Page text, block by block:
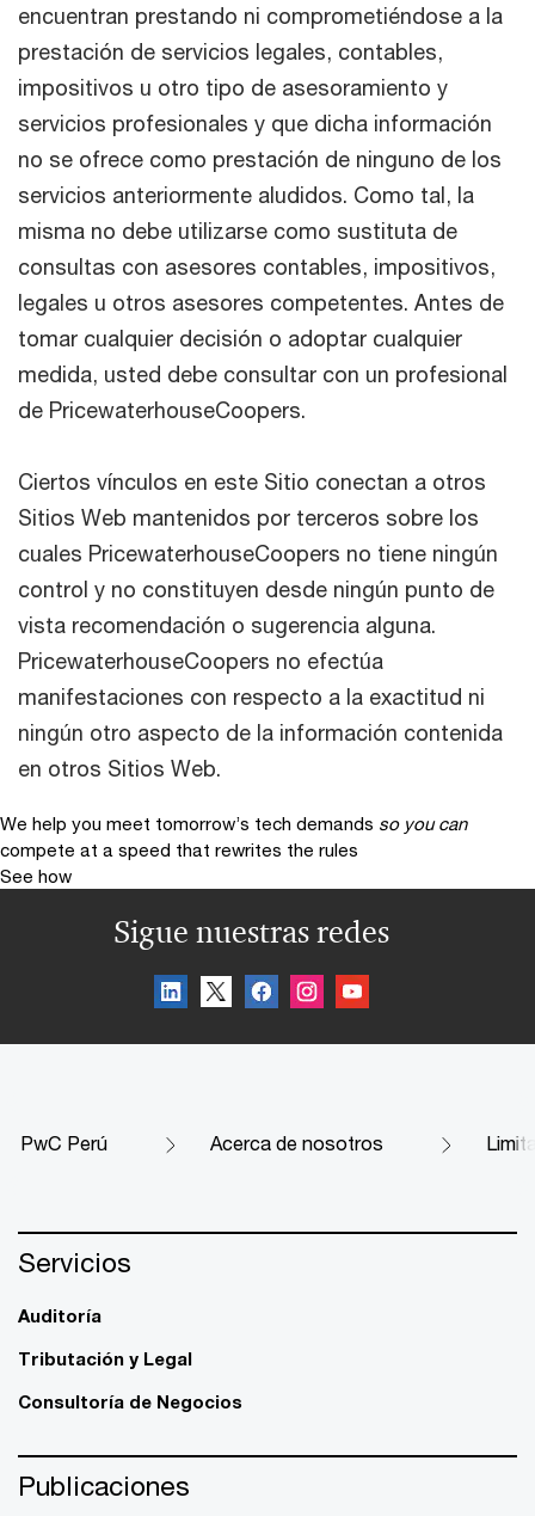
encuentran prestando ni comprometiéndose a la
prestación de servicios legales, contables,
impositivos u otro tipo de asesoramiento y
servicios profesionales y que dicha información
no se ofrece como prestación de ninguno de los
servicios anteriormente aludidos. Como tal, la
misma no debe utilizarse como sustituta de
consultas con asesores contables, impositivos,
legales u otros asesores competentes. Antes de
tomar cualquier decisión o adoptar cualquier
medida, usted debe consultar con un profesional
de PricewaterhouseCoopers.
Ciertos vínculos en este Sitio conectan a otros
Sitios Web mantenidos por terceros sobre los
cuales PricewaterhouseCoopers no tiene ningún
control y no constituyen desde ningún punto de
vista recomendación o sugerencia alguna.
PricewaterhouseCoopers no efectúa
manifestaciones con respecto a la exactitud ni
ningún otro aspecto de la información contenida
en otros Sitios Web.
We help you meet tomorrow’s tech demands so you can
compete at a speed that rewrites the rules
See how
Sigue nuestras redes
PwC Perú Acerca de nosotros
Servicios
Auditoría
Tributación y Legal
Consultoría de Negocios
Publicaciones